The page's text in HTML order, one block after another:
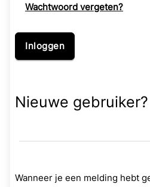
Wachtwoord vergeten?
Nieuwe gebruiker?
Wanneer je een melding hebt